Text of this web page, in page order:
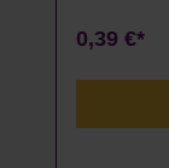
0,39 €*